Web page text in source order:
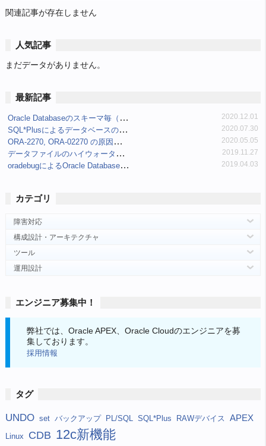
関連記事が存在しません
人気記事
まだデータがありません。
最新記事
Oracle Databaseのスキーマ毎（ユーザ毎）表領域使用量の制限と確認
2020.12.01
SQL*Plusによるデータベースの接続について 2020.07.30
ORA-2270, ORA-02270 の原因と対処 2020.05.05
データファイルのハイウォーター・マーク(最高水位標/High-water Mark/HWM)を確認する 2019.11.27
oradebugによるOracle Databaseのイベント(event/events)設定確認 2019.04.03
カテゴリ
障害対応
構成設計・アーキテクチャ
ツール
運用設計
エンジニア募集中！
弊社では、Oracle APEX、Oracle Cloudのエンジニアを募
集しております。
採用情報
タグ
UNDO set バックアップ PL/SQL SQL*Plus RAWデバイス APEX
Linux CDB 12c新機能